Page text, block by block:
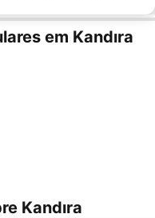
em Kandıra
Kandıra